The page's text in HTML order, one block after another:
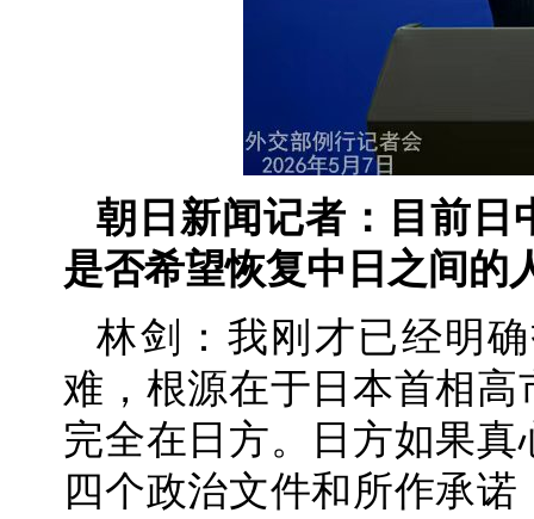
朝日新闻记者：目前日
是否希望恢复中日之间的
林剑：我刚才已经明
难，根源在于日本首相
完全在日方。日方如果
四个政治文件和所作承